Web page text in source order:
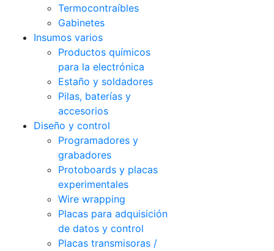
Termocontraíbles
Gabinetes
Insumos varios
Productos químicos
para la electrónica
Estaño y soldadores
Pilas, baterías y
accesorios
Diseño y control
Programadores y
grabadores
Protoboards y placas
experimentales
Wire wrapping
Placas para adquisición
de datos y control
Placas transmisoras /